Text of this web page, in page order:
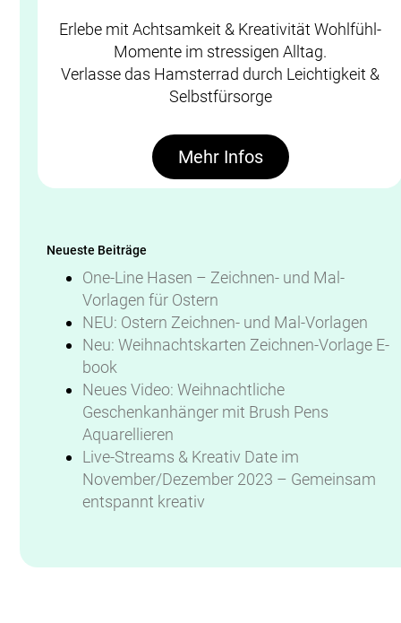
Erlebe mit Achtsamkeit & Kreativität Wohlfühl-
Momente im stressigen Alltag.
Verlasse das Hamsterrad durch Leichtigkeit &
Selbstfürsorge
Mehr Infos
Neueste Beiträge
One-Line Hasen – Zeichnen- und Mal-
Vorlagen für Ostern
NEU: Ostern Zeichnen- und Mal-Vorlagen
Neu: Weihnachtskarten Zeichnen-Vorlage E-
book
Neues Video: Weihnachtliche
Geschenkanhänger mit Brush Pens
Aquarellieren
Live-Streams & Kreativ Date im
November/Dezember 2023 – Gemeinsam
entspannt kreativ